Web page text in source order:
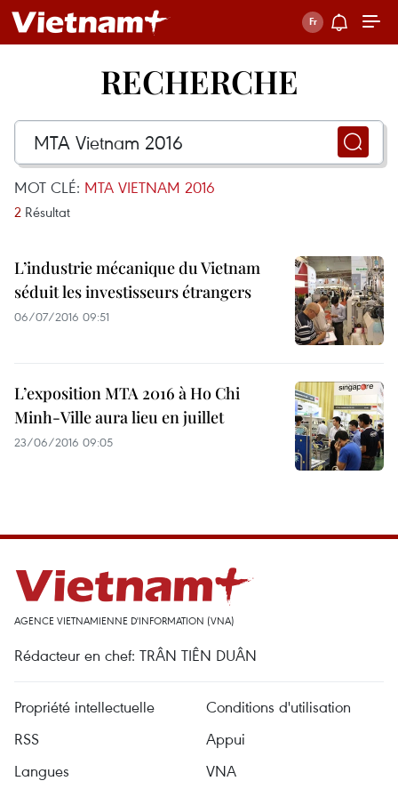
RECHERCHE
MOT CLÉ: MTA VIETNAM 2016
2 Résultat
L’industrie mécanique du Vietnam
séduit les investisseurs étrangers
06/07/2016 09:51
L’exposition MTA 2016 à Ho Chi
Minh-Ville aura lieu en juillet
23/06/2016 09:05
AGENCE VIETNAMIENNE D'INFORMATION (VNA)
Rédacteur en chef: TRÂN TIÊN DUÂN
Propriété intellectuelle
Conditions d'utilisation
RSS
Appui
Langues
VNA